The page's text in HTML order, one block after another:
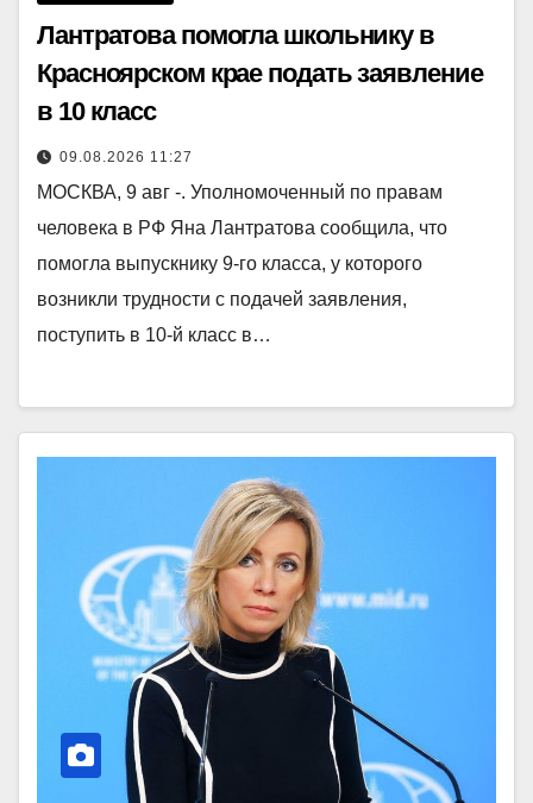
Лантратова помогла школьнику в
Красноярском крае подать заявление
в 10 класс
09.08.2026 11:27
МОСКВА, 9 авг -. Уполномоченный по правам
человека в РФ Яна Лантратова сообщила, что
помогла выпускнику 9-го класса, у которого
возникли трудности с подачей заявления,
поступить в 10-й класс в…